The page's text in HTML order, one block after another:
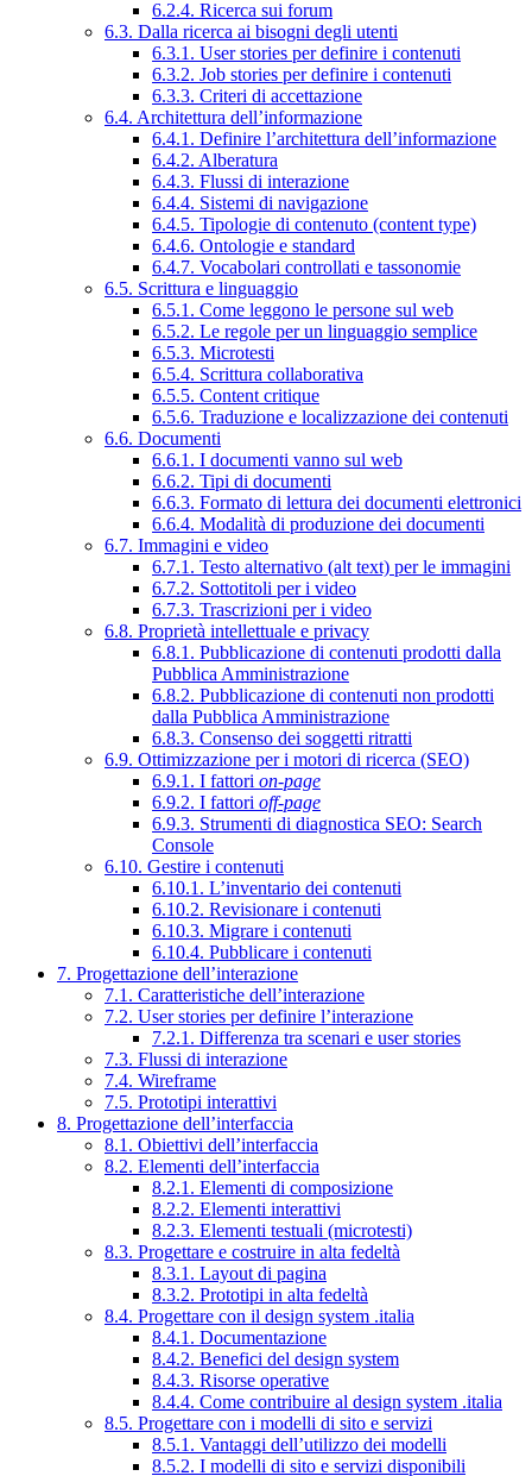
6.2.4. Ricerca sui forum
6.3. Dalla ricerca ai bisogni degli utenti
6.3.1. User stories per definire i contenuti
6.3.2. Job stories per definire i contenuti
6.3.3. Criteri di accettazione
6.4. Architettura dell’informazione
6.4.1. Definire l’architettura dell’informazione
6.4.2. Alberatura
6.4.3. Flussi di interazione
6.4.4. Sistemi di navigazione
6.4.5. Tipologie di contenuto (content type)
6.4.6. Ontologie e standard
6.4.7. Vocabolari controllati e tassonomie
6.5. Scrittura e linguaggio
6.5.1. Come leggono le persone sul web
6.5.2. Le regole per un linguaggio semplice
6.5.3. Microtesti
6.5.4. Scrittura collaborativa
6.5.5. Content critique
6.5.6. Traduzione e localizzazione dei contenuti
6.6. Documenti
6.6.1. I documenti vanno sul web
6.6.2. Tipi di documenti
6.6.3. Formato di lettura dei documenti elettronici
6.6.4. Modalità di produzione dei documenti
6.7. Immagini e video
6.7.1. Testo alternativo (alt text) per le immagini
6.7.2. Sottotitoli per i video
6.7.3. Trascrizioni per i video
6.8. Proprietà intellettuale e privacy
6.8.1. Pubblicazione di contenuti prodotti dalla
Pubblica Amministrazione
6.8.2. Pubblicazione di contenuti non prodotti
dalla Pubblica Amministrazione
6.8.3. Consenso dei soggetti ritratti
6.9. Ottimizzazione per i motori di ricerca (SEO)
6.9.1. I fattori on-page
6.9.2. I fattori off-page
6.9.3. Strumenti di diagnostica SEO: Search
Console
6.10. Gestire i contenuti
6.10.1. L’inventario dei contenuti
6.10.2. Revisionare i contenuti
6.10.3. Migrare i contenuti
6.10.4. Pubblicare i contenuti
7. Progettazione dell’interazione
7.1. Caratteristiche dell’interazione
7.2. User stories per definire l’interazione
7.2.1. Differenza tra scenari e user stories
7.3. Flussi di interazione
7.4. Wireframe
7.5. Prototipi interattivi
8. Progettazione dell’interfaccia
8.1. Obiettivi dell’interfaccia
8.2. Elementi dell’interfaccia
8.2.1. Elementi di composizione
8.2.2. Elementi interattivi
8.2.3. Elementi testuali (microtesti)
8.3. Progettare e costruire in alta fedeltà
8.3.1. Layout di pagina
8.3.2. Prototipi in alta fedeltà
8.4. Progettare con il design system .italia
8.4.1. Documentazione
8.4.2. Benefici del design system
8.4.3. Risorse operative
8.4.4. Come contribuire al design system .italia
8.5. Progettare con i modelli di sito e servizi
8.5.1. Vantaggi dell’utilizzo dei modelli
8.5.2. I modelli di sito e servizi disponibili